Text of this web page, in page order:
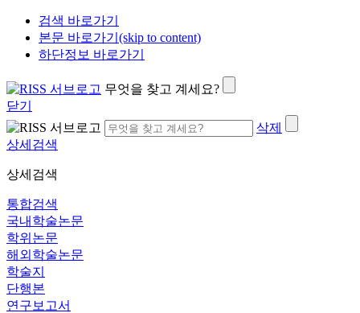
검색 바로가기
본문 바로가기(skip to content)
하단정보 바로가기
무엇을 찾고 계세요?
닫기
삭제
상세검색
상세검색
통합검색
국내학술논문
학위논문
해외학술논문
학술지
단행본
연구보고서